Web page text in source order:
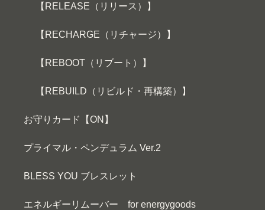
【RELEASE（リリース）】
【RECHARGE（リチャージ）】
【REBOOT（リブート）】
【REBUILD（リビルド・再構築）】
お守りカード【ON】
プライマル・ペンデュラム Ver.2
BLESS YOU ブレスレット
エネルギーリムーバー for energygoods